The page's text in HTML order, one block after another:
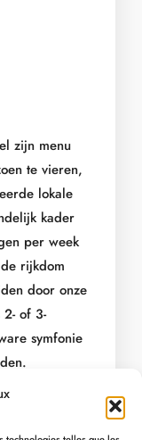
zijn menu
te vieren,
lokale
kader
per week
rijkdom
door onze
of 3-
symfonie